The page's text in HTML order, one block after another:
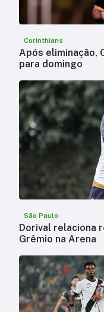
Corinthians
Após eliminação,
para domingo
São Paulo
Dorival relaciona
Grêmio na Arena